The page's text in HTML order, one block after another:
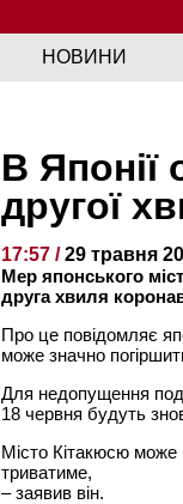
НОВИНИ
В Японії
другої
17:57 /29 травня
Мер японського
друга хвиля
Про це повідомляє
може значно
Для недопущення
18 червня будуть
Місто Кітакюсю може
триватиме,
– заявив він.